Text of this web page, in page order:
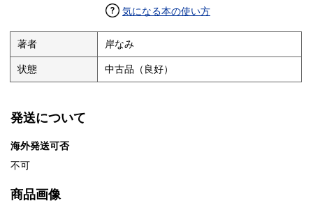
気になる本の使い方
著者 岸なみ
状態 中古品（良好）
発送について
海外発送可否
不可
商品画像